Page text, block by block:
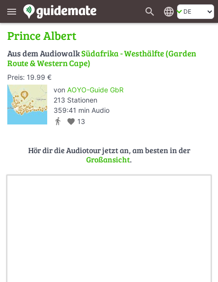
menu search language
Prince Albert
Aus dem AudiowalkSüdafrika - Westhälfte (Garden
Route & Western Cape)
Preis: 19.99 €
von AOYO-Guide GbR
213 Stationen
359:41 min Audio
directions_walk favorite 13
Hör dir die Audiotour jetzt an, am besten in der
Großansicht.